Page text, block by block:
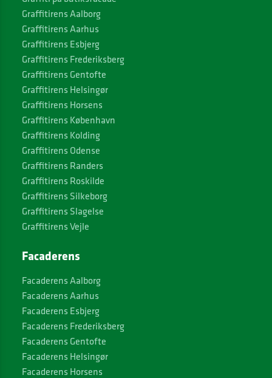
Graffitirens Aalborg
Graffitirens Aarhus
Graffitirens Esbjerg
Graffitirens Frederiksberg
Graffitirens Gentofte
Graffitirens Helsingør
Graffitirens Horsens
Graffitirens København
Graffitirens Kolding
Graffitirens Odense
Graffitirens Randers
Graffitirens Roskilde
Graffitirens Silkeborg
Graffitirens Slagelse
Graffitirens Vejle
Facaderens
Facaderens Aalborg
Facaderens Aarhus
Facaderens Esbjerg
Facaderens Frederiksberg
Facaderens Gentofte
Facaderens Helsingør
Facaderens Horsens